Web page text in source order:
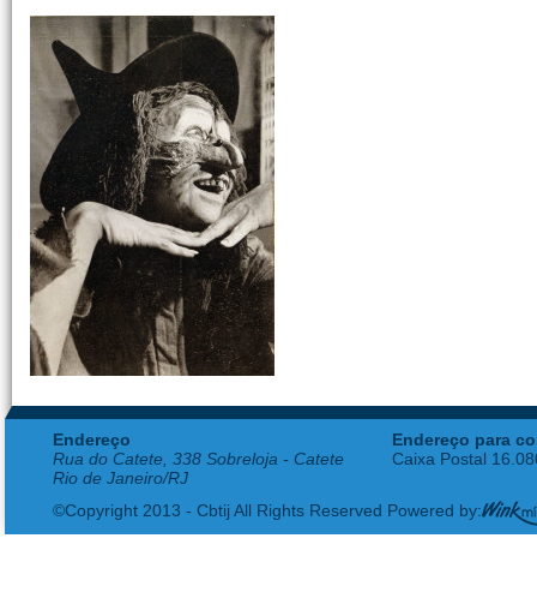
Endereço
Rua do Catete, 338 Sobreloja - Catete
Rio de Janeiro/RJ
Endereço para
Caixa Postal
©Copyright 2013 - Cbtij All Rights Reserved Powered by: